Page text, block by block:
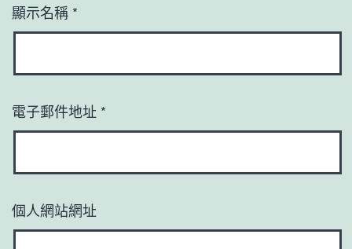
顯示名稱 *
電子郵件地址 *
個人網站網址